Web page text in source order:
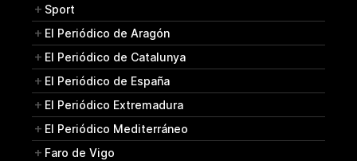
Sport
El Periódico de Aragón
El Periódico de Catalunya
El Periódico de España
El Periódico Extremadura
El Periódico Mediterráneo
Faro de Vigo